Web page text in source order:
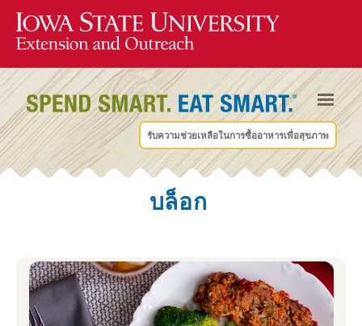
รับความช่วยเหลือในการซื้ออาหารเพื่อสุขภาพ
บล็อก